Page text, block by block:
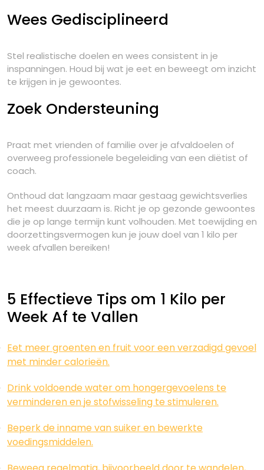
Wees Gedisciplineerd
Stel realistische doelen en wees consistent in je
inspanningen. Houd bij wat je eet en beweegt om inzicht
te krijgen in je gewoontes.
Zoek Ondersteuning
Praat met vrienden of familie over je afvaldoelen of
overweeg professionele begeleiding van een diëtist of
coach.
Onthoud dat langzaam maar gestaag gewichtsverlies
het meest duurzaam is. Richt je op gezonde gewoontes
die je op lange termijn kunt volhouden. Met toewijding en
doorzettingsvermogen kun je jouw doel van 1 kilo per
week afvallen bereiken!
5 Effectieve Tips om 1 Kilo per
Week Af te Vallen
Eet meer groenten en fruit voor een verzadigd gevoel
met minder calorieën.
Drink voldoende water om hongergevoelens te
verminderen en je stofwisseling te stimuleren.
Beperk de inname van suiker en bewerkte
voedingsmiddelen.